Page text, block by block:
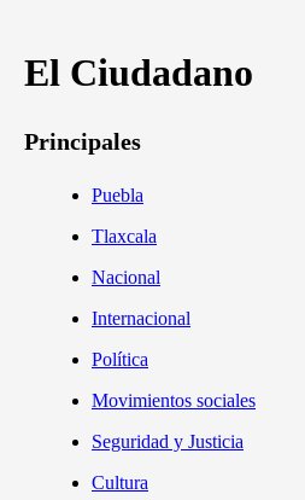
El Ciudadano
Principales
Puebla
Tlaxcala
Nacional
Internacional
Política
Movimientos sociales
Seguridad y Justicia
Cultura